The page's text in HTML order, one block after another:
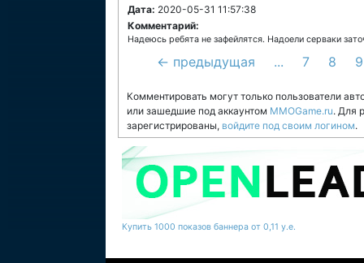
Дата: 2020-05-31 11:57:38
Комментарий:
Надеюсь ребята не зафейлятся. Надоели серваки
← предыдущая ... 7 8 9
Комментировать могут только пользователи
или зашедшие под аккаунтом MMOGame.ru. Для
зарегистрированы, войдите под своим логином.
Купить 1000 показов баннера от 0,11 у.е.